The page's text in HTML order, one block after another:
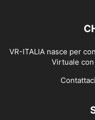
VR-ITALIA nasce per
Virtuale